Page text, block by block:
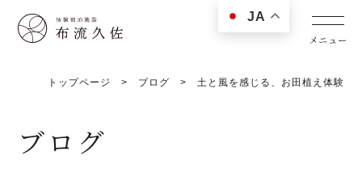
トップページ > ブログ > 土と風を感じる、お田植え体験
ブログ
JA